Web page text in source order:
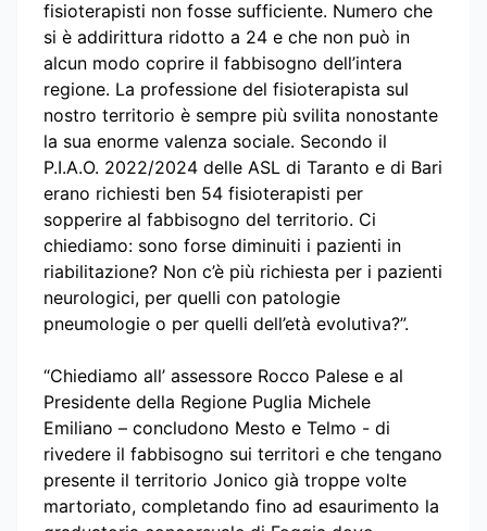
fisioterapisti non fosse sufficiente. Numero che
si è addirittura ridotto a 24 e che non può in
alcun modo coprire il fabbisogno dell’intera
regione. La professione del fisioterapista sul
nostro territorio è sempre più svilita nonostante
la sua enorme valenza sociale. Secondo il
P.I.A.O. 2022/2024 delle ASL di Taranto e di Bari
erano richiesti ben 54 fisioterapisti per
sopperire al fabbisogno del territorio. Ci
chiediamo: sono forse diminuiti i pazienti in
riabilitazione? Non c’è più richiesta per i pazienti
neurologici, per quelli con patologie
pneumologie o per quelli dell’età evolutiva?”.
“Chiediamo all’ assessore Rocco Palese e al
Presidente della Regione Puglia Michele
Emiliano – concludono Mesto e Telmo - di
rivedere il fabbisogno sui territori e che tengano
presente il territorio Jonico già troppe volte
martoriato, completando fino ad esaurimento la